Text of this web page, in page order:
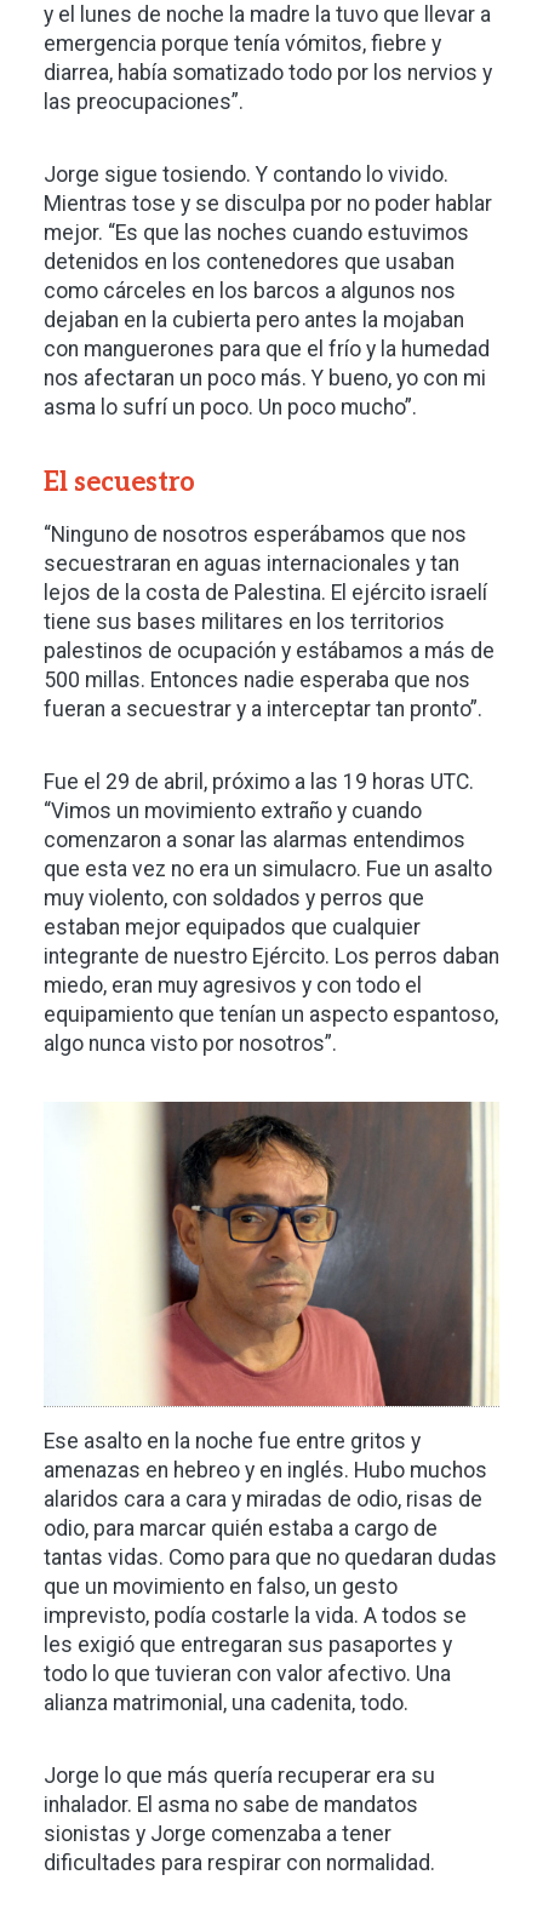
y el lunes de noche la madre la tuvo que llevar a
emergencia porque tenía vómitos, fiebre y
diarrea, había somatizado todo por los nervios y
las preocupaciones”.
Jorge sigue tosiendo. Y contando lo vivido.
Mientras tose y se disculpa por no poder hablar
mejor. “Es que las noches cuando estuvimos
detenidos en los contenedores que usaban
como cárceles en los barcos a algunos nos
dejaban en la cubierta pero antes la mojaban
con manguerones para que el frío y la humedad
nos afectaran un poco más. Y bueno, yo con mi
asma lo sufrí un poco. Un poco mucho”.
El secuestro
“Ninguno de nosotros esperábamos que nos
secuestraran en aguas internacionales y tan
lejos de la costa de Palestina. El ejército israelí
tiene sus bases militares en los territorios
palestinos de ocupación y estábamos a más de
500 millas. Entonces nadie esperaba que nos
fueran a secuestrar y a interceptar tan pronto”.
Fue el 29 de abril, próximo a las 19 horas UTC.
“Vimos un movimiento extraño y cuando
comenzaron a sonar las alarmas entendimos
que esta vez no era un simulacro. Fue un asalto
muy violento, con soldados y perros que
estaban mejor equipados que cualquier
integrante de nuestro Ejército. Los perros daban
miedo, eran muy agresivos y con todo el
equipamiento que tenían un aspecto espantoso,
algo nunca visto por nosotros”.
Ese asalto en la noche fue entre gritos y
amenazas en hebreo y en inglés. Hubo muchos
alaridos cara a cara y miradas de odio, risas de
odio, para marcar quién estaba a cargo de
tantas vidas. Como para que no quedaran dudas
que un movimiento en falso, un gesto
imprevisto, podía costarle la vida. A todos se
les exigió que entregaran sus pasaportes y
todo lo que tuvieran con valor afectivo. Una
alianza matrimonial, una cadenita, todo.
Jorge lo que más quería recuperar era su
inhalador. El asma no sabe de mandatos
sionistas y Jorge comenzaba a tener
dificultades para respirar con normalidad.